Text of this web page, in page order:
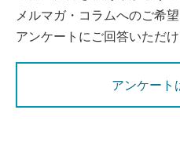
メルマガ・コラムへのご希
アンケートにご回答いただけ
アンケート